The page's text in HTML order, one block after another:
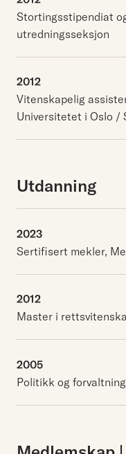
Stortingsstipendiat
utredningsseksjon
2012
Vitenskapelig
Universitetet i Oslo /
Utdanning
2023
Sertifisert mekler,
2012
Master i
2005
Politikk og